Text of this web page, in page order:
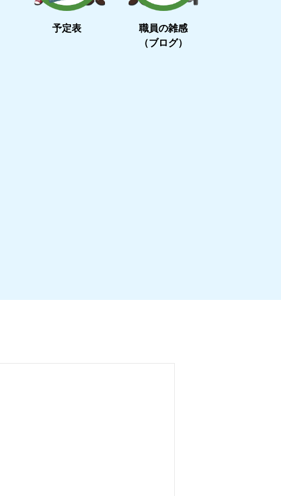
予定表
職員の雑感
（ブログ）